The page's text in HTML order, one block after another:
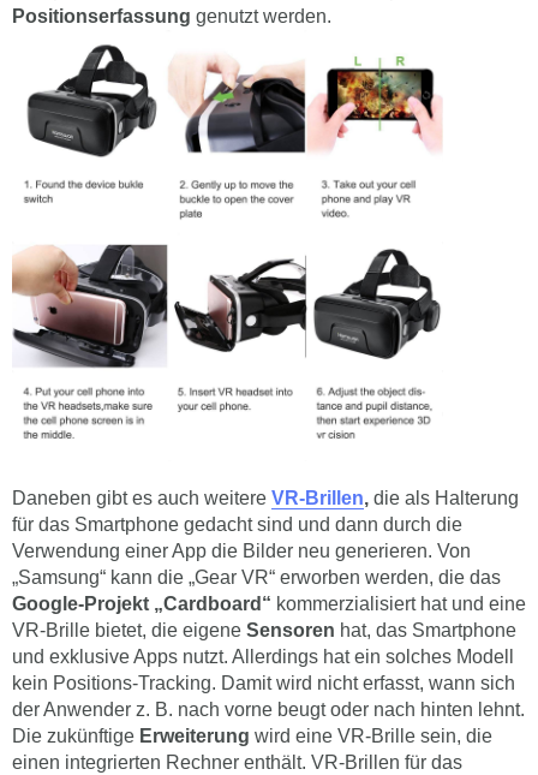
Positionserfassung genutzt werden.
Daneben gibt es auch weitere VR-Brillen, die als Halterung
für das Smartphone gedacht sind und dann durch die
Verwendung einer App die Bilder neu generieren. Von
„Samsung“ kann die „Gear VR“ erworben werden, die das
Google-Projekt „Cardboard“ kommerzialisiert hat und eine
VR-Brille bietet, die eigene Sensoren hat, das Smartphone
und exklusive Apps nutzt. Allerdings hat ein solches Modell
kein Positions-Tracking. Damit wird nicht erfasst, wann sich
der Anwender z. B. nach vorne beugt oder nach hinten lehnt.
Die zukünftige Erweiterung wird eine VR-Brille sein, die
einen integrierten Rechner enthält. VR-Brillen für das